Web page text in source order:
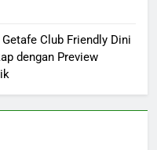
Club Friendly Dini
dengan Preview